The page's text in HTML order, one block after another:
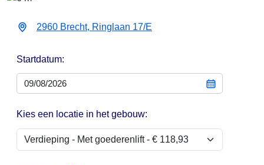
2960 Brecht, Ringlaan 17/E
Startdatum:
Kies een locatie in het gebouw: